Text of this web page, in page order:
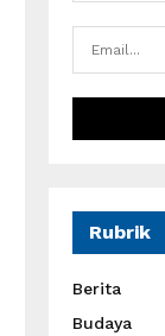
Rubrik
Berita
Budaya